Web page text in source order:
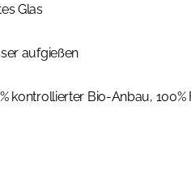
Glas
aufgießen
kontrollierter Bio-Anbau, 100%